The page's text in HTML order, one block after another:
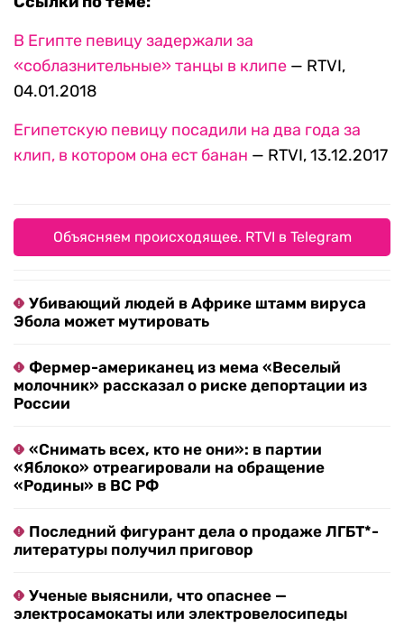
В Египте певицу задержали за
«соблазнительные» танцы в клипе — RTVI,
04.01.2018
Египетскую певицу посадили на два года за
клип, в котором она ест банан — RTVI, 13.12.2017
Объясняем происходящее. RTVI в Telegram
Убивающий людей в Африке штамм вируса
Эбола может мутировать
Фермер-американец из мема «Веселый
молочник» рассказал о риске депортации из
России
«Снимать всех, кто не они»: в партии
«Яблоко» отреагировали на обращение
«Родины» в ВС РФ
Последний фигурант дела о продаже ЛГБТ*-
литературы получил приговор
Ученые выяснили, что опаснее —
электросамокаты или электровелосипеды